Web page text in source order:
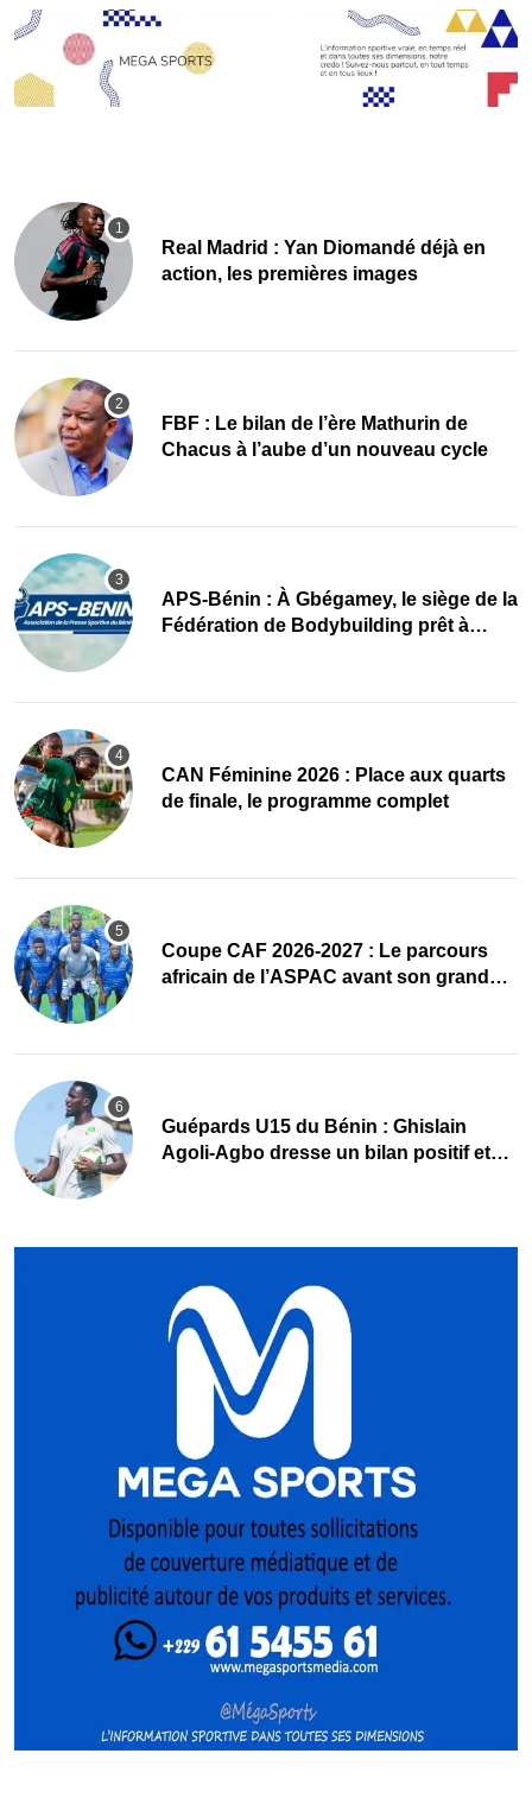
Real Madrid : Yan Diomandé déjà en
action, les premières images
FBF : Le bilan de l’ère Mathurin de
Chacus à l’aube d’un nouveau cycle
APS-Bénin : À Gbégamey, le siège de la
Fédération de Bodybuilding prêt à
CAN Féminine 2026 : Place aux quarts
de finale, le programme complet
Coupe CAF 2026-2027 : Le parcours
africain de l’ASPAC avant son grand
Guépards U15 du Bénin : Ghislain
Agoli-Agbo dresse un bilan positif et